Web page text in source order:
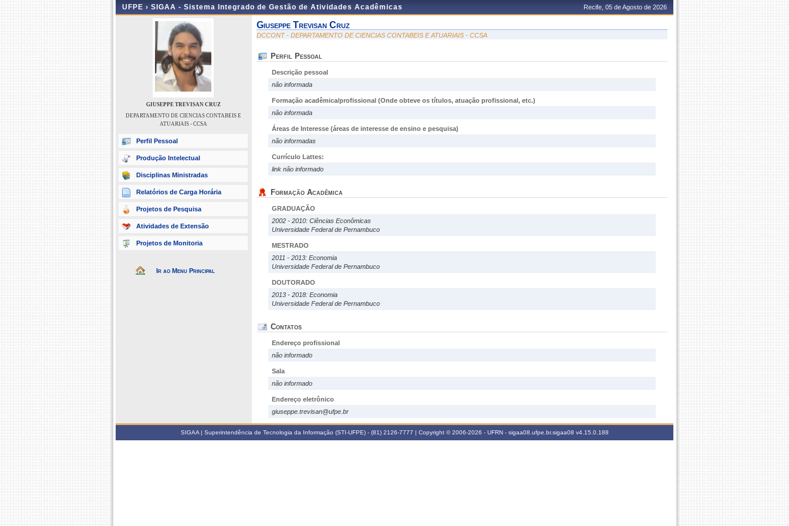
UFPE › SIGAA - Sistema Integrado de Gestão de Atividades Acadêmicas Recife, 05 de Agosto de 2026
GIUSEPPE TREVISAN CRUZ
DEPARTAMENTO DE CIENCIAS CONTABEIS E
ATUARIAIS - CCSA
Perfil Pessoal
Produção Intelectual
Disciplinas Ministradas
Relatórios de Carga Horária
Projetos de Pesquisa
Atividades de Extensão
Projetos de Monitoria
Ir ao Menu Principal
Giuseppe Trevisan Cruz
DCCONT - DEPARTAMENTO DE CIENCIAS CONTABEIS E ATUARIAIS - CCSA
Perfil Pessoal
Descrição pessoal
não informada
Formação acadêmica/profissional (Onde obteve os títulos, atuação profissional, etc.)
não informada
Áreas de Interesse (áreas de interesse de ensino e pesquisa)
não informadas
Currículo Lattes:
link não informado
Formação Acadêmica
GRADUAÇÃO
2002 - 2010: Ciências Econômicas
Universidade Federal de Pernambuco
MESTRADO
2011 - 2013: Economia
Universidade Federal de Pernambuco
DOUTORADO
2013 - 2018: Economia
Universidade Federal de Pernambuco
Contatos
Endereço profissional
não informado
Sala
não informado
Endereço eletrônico
giuseppe.trevisan@ufpe.br
SIGAA | Superintendência de Tecnologia da Informação (STI-UFPE) - (81) 2126-7777 | Copyright © 2006-2026 - UFRN - sigaa08.ufpe.br.sigaa08 v4.15.0.188